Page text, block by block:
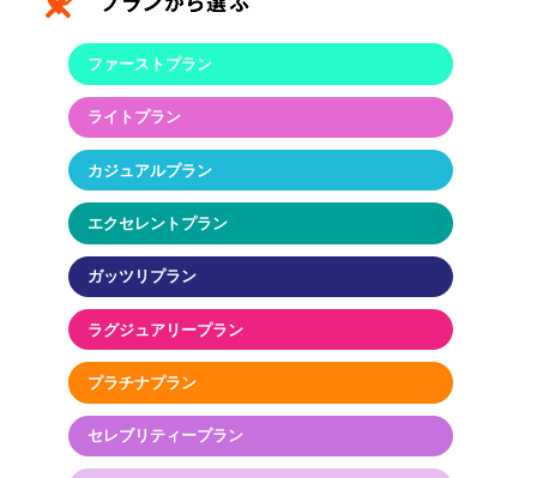
ファーストプラン
ライトプラン
カジュアルプラン
エクセレントプラン
ガッツリプラン
ラグジュアリープラン
プラチナプラン
セレブリティープラン